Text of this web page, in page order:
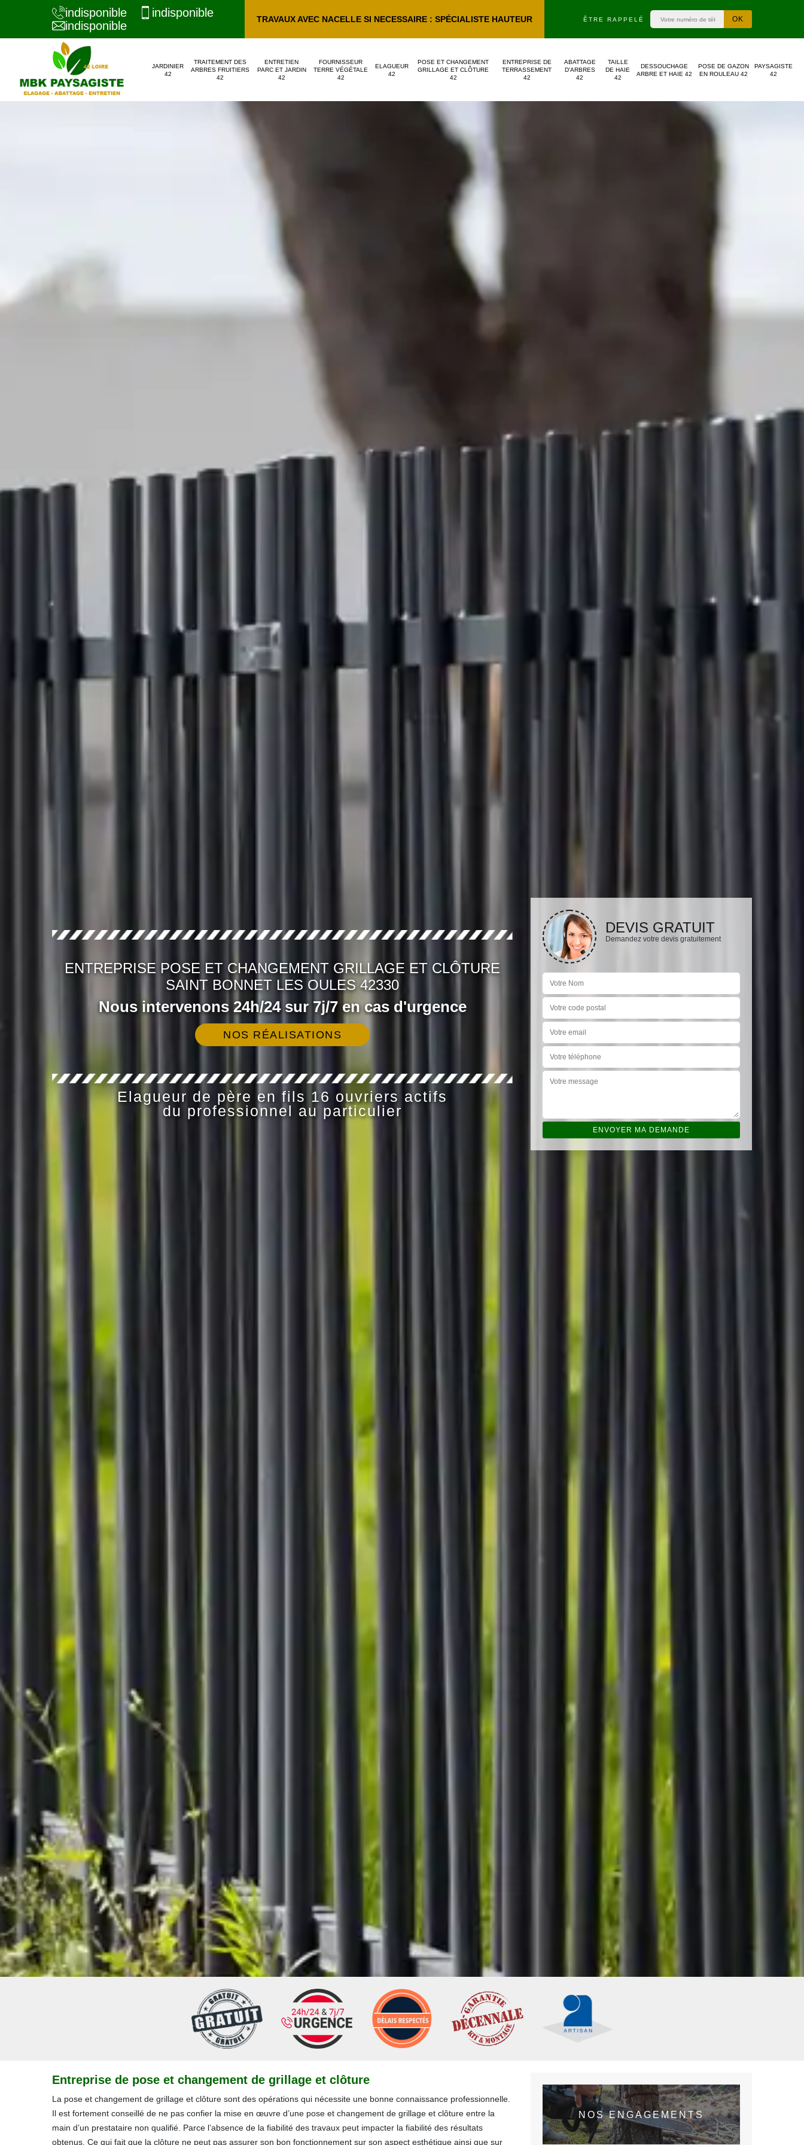
indisponible
indisponible
indisponible
TRAVAUX AVEC NACELLE SI NECESSAIRE : SPÉCIALISTE HAUTEUR ÊTRE RAPPELÉ
JARDINIER
42
TRAITEMENT DES
ARBRES FRUITIERS
42
ENTRETIEN
PARC ET JARDIN
42
FOURNISSEUR
TERRE VÉGÉTALE
42
ELAGUEUR
42
POSE ET CHANGEMENT
GRILLAGE ET CLÔTURE
42
ENTREPRISE DE
TERRASSEMENT
42
ABATTAGE
D'ARBRES
42
TAILLE
DE HAIE
42
DESSOUCHAGE
ARBRE ET HAIE 42
POSE DE GAZON
EN ROULEAU 42
PAYSAGISTE
42
ENTREPRISE POSE ET CHANGEMENT GRILLAGE ET CLÔTURE
SAINT BONNET LES OULES 42330
Nous intervenons 24h/24 sur 7j/7 en cas d'urgence
NOS RÉALISATIONS
Elagueur de père en fils 16 ouvriers actifs
du professionnel au particulier
DEVIS GRATUIT
Demandez votre devis gratuitement
Entreprise de pose et changement de grillage et clôture
La pose et changement de grillage et clôture sont des opérations qui nécessite une bonne connaissance professionnelle.
Il est fortement conseillé de ne pas confier la mise en œuvre d’une pose et changement de grillage et clôture entre la
main d’un prestataire non qualifié. Parce l’absence de la fiabilité des travaux peut impacter la fiabilité des résultats
obtenus. Ce qui fait que la clôture ne peut pas assurer son bon fonctionnement sur son aspect esthétique ainsi que sur
NOS ENGAGEMENTS